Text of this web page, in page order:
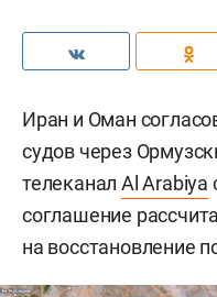
Иран и Оман
судов через
телеканалAl Arabiya
соглашение
на восстановление